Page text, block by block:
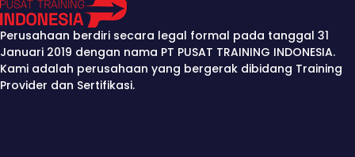
Perusahaan berdiri secara legal formal pada tanggal 31
Januari 2019 dengan nama PT PUSAT TRAINING INDONESIA.
Kami adalah perusahaan yang bergerak dibidang Training
Provider dan Sertifikasi.